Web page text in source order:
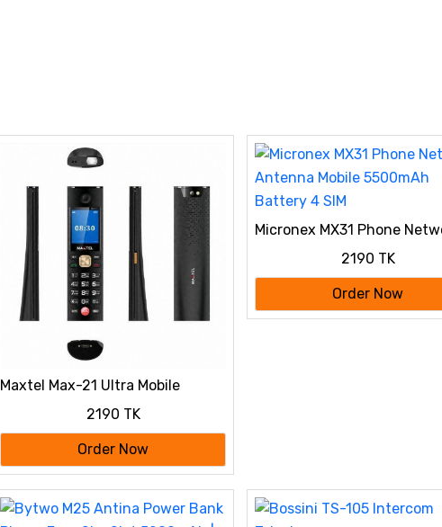
Maxtel Max-21 Ultra Mobile
2190 TK
Order Now
Micronex MX31 Phone
Battery 4 SIM2190 TK
Order Now